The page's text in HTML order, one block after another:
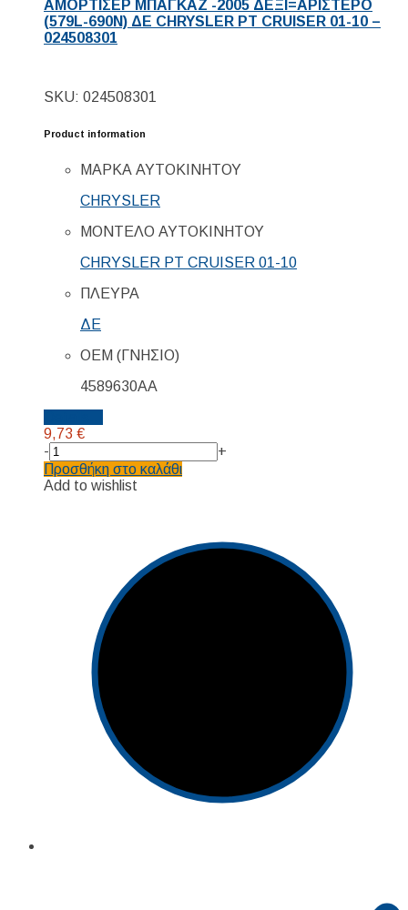
ΑΜΟΡΤΙΣΕΡ ΜΠΑΓΚΑΖ -2005 ΔΕΞΙ=ΑΡΙΣΤΕΡΟ
(579L-690N) ΔΕ CHRYSLER PT CRUISER 01-10 –
024508301
SKU: 024508301
Product information
ΜΑΡΚΑ ΑΥΤΟΚΙΝΗΤΟΥ
CHRYSLER
ΜΟΝΤΕΛΟ ΑΥΤΟΚΙΝΗΤΟΥ
CHRYSLER PT CRUISER 01-10
ΠΛΕΥΡΑ
ΔΕ
ΟΕΜ (ΓΝΗΣΙΟ)
4589630AA
9,73 €
-
+
Προσθήκη στο καλάθι
Add to wishlist